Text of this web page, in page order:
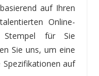
auf Ihren
Online-
Stempel für Sie
Sie uns, um eine
auf